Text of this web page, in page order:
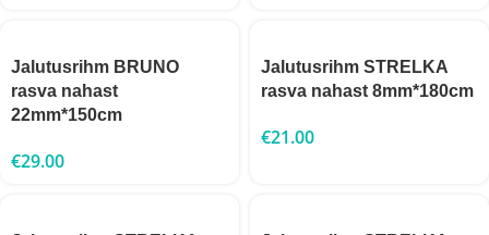
Jalutusrihm BRUNO
rasva nahast
22mm*150cm
€29.00
Jalutusrihm STRELKA
rasva nahast 8mm*180cm
€21.00